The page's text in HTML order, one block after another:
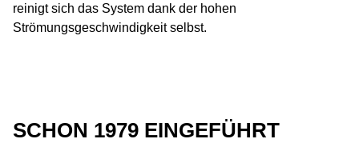
reinigt sich das System dank der hohen
Strömungsgeschwindigkeit selbst.
SCHON 1979 EINGEFÜHRT